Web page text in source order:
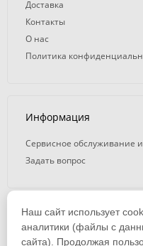
Доставка
Контакты
О нас
Политика
Информация
Сервисное обслуживание
Задать вопрос
© 2008 — 2026. ООО «ТК Вэлд
Наш сайт использует
аналитики (файлы с
сайта). Продолжая